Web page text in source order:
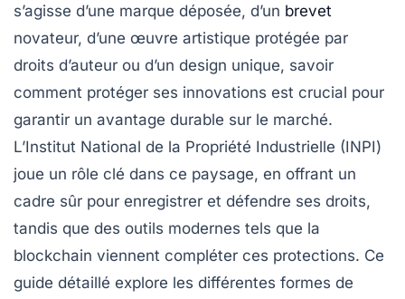
s’agisse d’une marque déposée, d’un brevet
novateur, d’une œuvre artistique protégée par
droits d’auteur ou d’un design unique, savoir
comment protéger ses innovations est crucial pour
garantir un avantage durable sur le marché.
L’Institut National de la Propriété Industrielle (INPI)
joue un rôle clé dans ce paysage, en offrant un
cadre sûr pour enregistrer et défendre ses droits,
tandis que des outils modernes tels que la
blockchain viennent compléter ces protections. Ce
guide détaillé explore les différentes formes de